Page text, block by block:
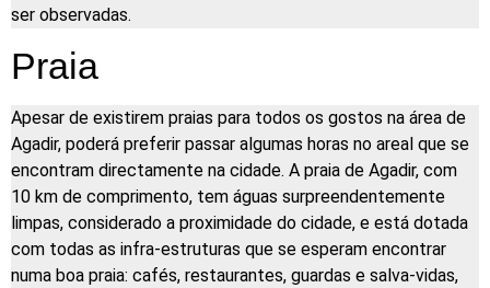
ser observadas.
Praia
Apesar de existirem praias para todos os gostos na área de
Agadir, poderá preferir passar algumas horas no areal que se
encontram directamente na cidade. A praia de Agadir, com
10 km de comprimento, tem águas surpreendentemente
limpas, considerado a proximidade do cidade, e está dotada
com todas as infra-estruturas que se esperam encontrar
numa boa praia: cafés, restaurantes, guardas e salva-vidas,